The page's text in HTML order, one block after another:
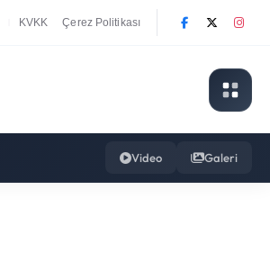
KVKK Çerez Politikası
Video Galeri